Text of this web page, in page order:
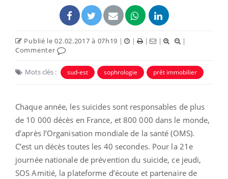
Publié le 02.02.2017 à 07h19 | | | |
|
Commenter
Mots clés : sud-est sophrologie prêt immobilier
Chaque année, les suicides sont responsables de plus
de 10 000 décès en France, et 800 000 dans le monde,
d’après l’Organisation mondiale de la santé (OMS).
C’est un décès toutes les 40 secondes. Pour la 21e
journée nationale de prévention du suicide, ce jeudi,
SOS Amitié, la plateforme d’écoute et partenaire de